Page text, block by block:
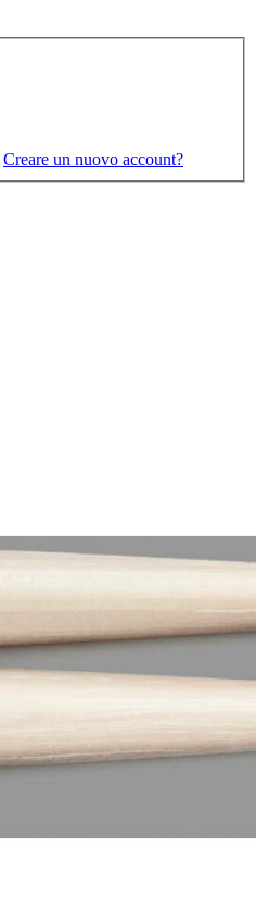
Creare un nuovo account?